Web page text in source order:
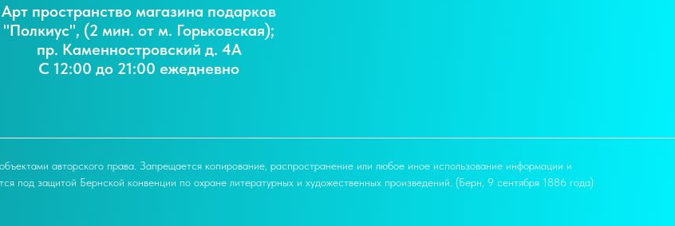
Арт пространство магазина подарков
"Полкиус", (2 мин. от м. Горьковская);
пр. Каменностровский д. 4А
С 12:00 до 21:00 ежедневно
авторского права. Запрещается копирование, распространение или любое иное использование информации и
под защитой Бернской конвенции по охране литературных и художественных произведений. (Берн, 9 сентября 1886 года)